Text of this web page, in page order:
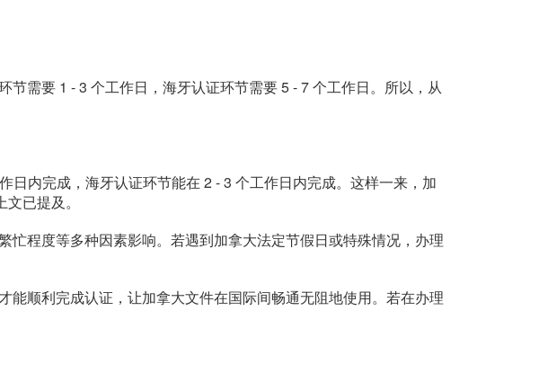
需要 1 - 3 个工作日，海牙认证环节需要 5 - 7 个工作日。所以，从
内完成，海牙认证环节能在 2 - 3 个工作日内完成。这样一来，加
已提及。
程度等多种因素影响。若遇到加拿大法定节假日或特殊情况，办理
顺利完成认证，让加拿大文件在国际间畅通无阻地使用。若在办理